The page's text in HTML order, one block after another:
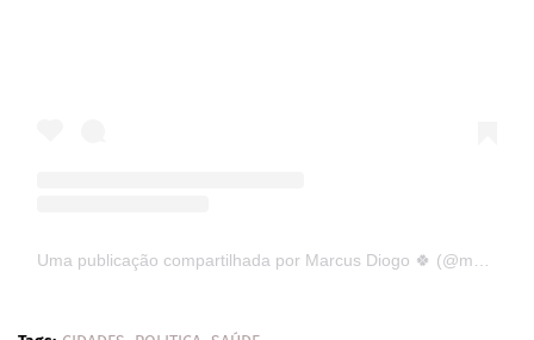
Uma publicação compartilhada por Marcus Diogo 🍀 (@marcusdiogopb)